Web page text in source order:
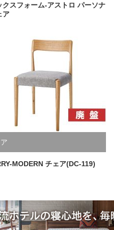
クスフォーム-アストロ パーソナ
ア
MODERN チェア(DC-119)